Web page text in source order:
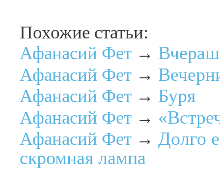
Похожие статьи:
Афанасий Фет →
Афанасий Фет →
Афанасий Фет → Буря
Афанасий Фет →
Афанасий Фет → Долго
скромная лампа